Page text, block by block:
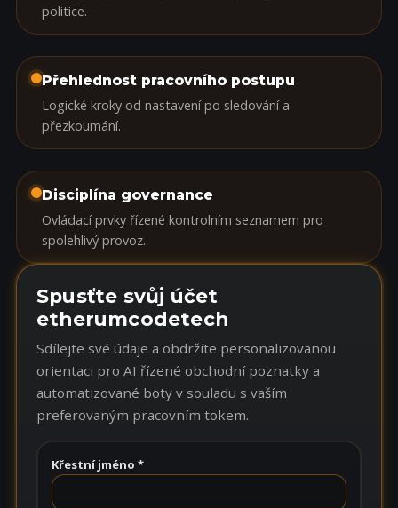
politice.
Přehlednost pracovního postupu
Logické kroky od nastavení po sledování a
přezkoumání.
Disciplína governance
Ovládací prvky řízené kontrolním seznamem pro
spolehlivý provoz.
Spusťte svůj účet
etherumcodetech
Sdílejte své údaje a obdržíte personalizovanou
orientaci pro AI řízené obchodní poznatky a
automatizované boty v souladu s vaším
preferovaným pracovním tokem.
Křestní jméno *